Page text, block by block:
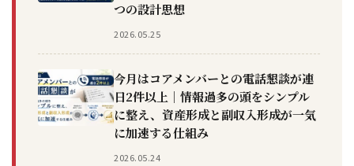
つの設計思想
2026.05.25
今月はコアメンバーとの電話懇談が連
日2件以上｜情報過多の頭をシンプル
に整え、資産形成と副収入形成が一気
に加速する仕組み
2026.05.24